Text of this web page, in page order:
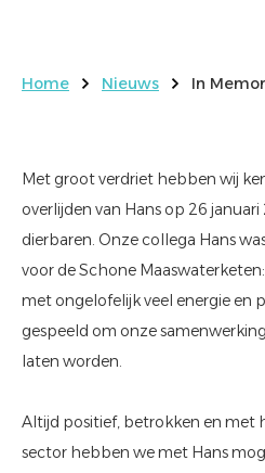
Home Nieuws In
Met groot verdriet hebben wij
overlijden van Hans op 26
dierbaren. Onze collega Hans
voor de Schone
met ongelofelijk veel energie en
gespeeld om onze
laten worden.
Altijd positief, betrokken en met
sector hebben we met Hans